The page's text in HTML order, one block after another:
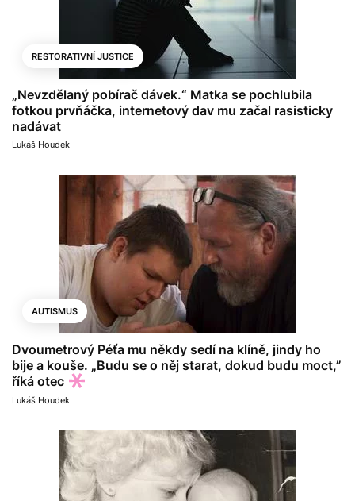
RESTORATIVNÍ JUSTICE
„Nevzdělaný pobírač dávek.“ Matka se pochlubila
fotkou prvňáčka, internetový dav mu začal rasisticky
nadávat
Lukáš Houdek
AUTISMUS
Dvoumetrový Péťa mu někdy sedí na klíně, jindy ho
bije a kouše. „Budu se o něj starat, dokud budu moct,”
říká otec
Lukáš Houdek